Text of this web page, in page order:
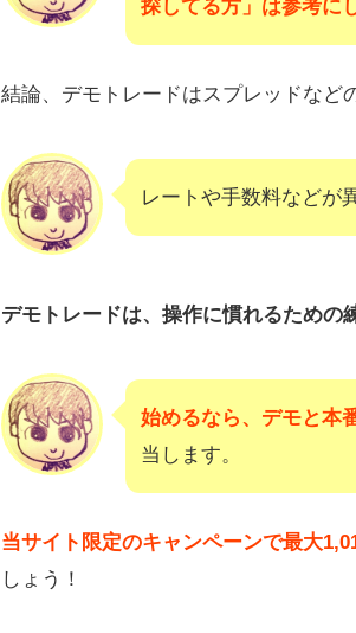
探してる方」は参考に
結論、デモトレードはスプレッドなど
レートや手数料などが
デモトレードは、操作に慣れるための
始めるなら、デモと本
当します。
当サイト限定のキャンペーンで最大
しょう！